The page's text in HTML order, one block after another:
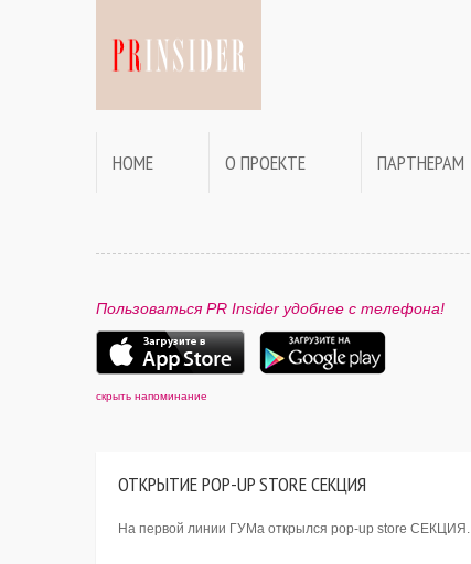
HOME О ПРОЕКТЕ ПАРТНЕРАМ
Пользоваться PR Insider удобнее с телефона!
скрыть напоминание
ОТКРЫТИЕ POP-UP STORE СЕКЦИЯ
На первой линии ГУМа открылся pop-up store СЕКЦИЯ.